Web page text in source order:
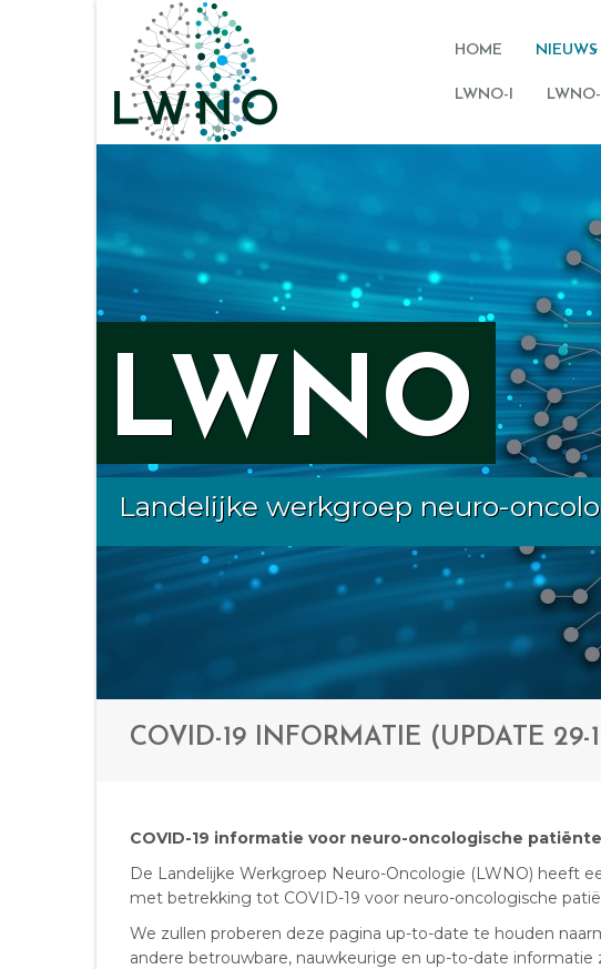
HOME NIEUWS
LWNO-I
LWNO
Landelijke werkgroep neuro-
COVID-19 INFORMATIE (UPDATE 29-
COVID-19 informatie voor neuro-oncologische
De Landelijke Werkgroep Neuro-Oncologie (LWNO) heeft
met betrekking tot COVID-19 voor neuro-oncologische
We zullen proberen deze pagina up-to-date te houden
andere betrouwbare, nauwkeurige en up-to-date